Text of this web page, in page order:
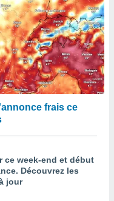
frais ce
ce week-end et début
Découvrez les
jour